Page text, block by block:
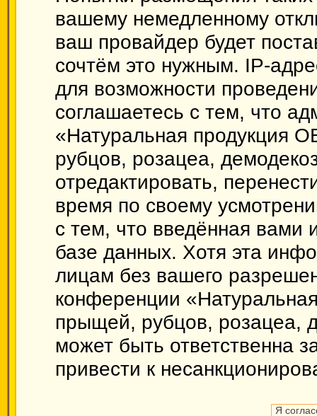
вашему немедленному
ваш провайдер будет
сочтём это нужным. IP-
для возможности
соглашаетесь с тем, что
«Натуральная продукция
рубцов, розацеа,
отредактировать,
время по своему
с тем, что введённая вами
базе данных. Хотя эта
лицам без вашего
конференции
прыщей, рубцов, розацеа,
может быть ответственна
привести к